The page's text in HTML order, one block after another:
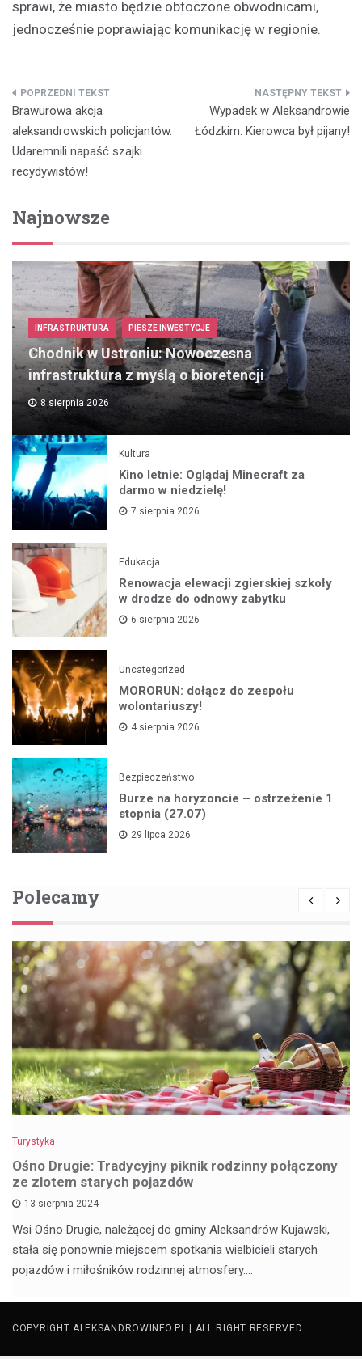
sprawi, że miasto będzie obtoczone obwodnicami,
jednocześnie poprawiając komunikację w regionie.
Nawigacja
wpisu
Brawurowa akcja
aleksandrowskich policjantów.
Udaremnili napaść szajki
recydywistów!
Wypadek w Aleksandrowie
Łódzkim. Kierowca był pijany!
Najnowsze
INFRASTRUKTURA PIESZE INWESTYCJE
Chodnik w Ustroniu: Nowoczesna
infrastruktura z myślą o bioretencji
8 sierpnia 2026
Kultura
Kino letnie: Oglądaj Minecraft za
darmo w niedzielę!
7 sierpnia 2026
Edukacja
Renowacja elewacji zgierskiej szkoły
w drodze do odnowy zabytku
6 sierpnia 2026
Uncategorized
MORORUN: dołącz do zespołu
wolontariuszy!
4 sierpnia 2026
Bezpieczeństwo
Burze na horyzoncie – ostrzeżenie 1
stopnia (27.07)
29 lipca 2026
Polecamy
Turystyka
Ośno Drugie: Tradycyjny piknik rodzinny połączony
ze zlotem starych pojazdów
13 sierpnia 2024
Wsi Ośno Drugie, należącej do gminy Aleksandrów Kujawski,
stała się ponownie miejscem spotkania wielbicieli starych
pojazdów i miłośników rodzinnej atmosfery.…
COPYRIGHT ALEKSANDROWINFO.PL | ALL RIGHT RESERVED